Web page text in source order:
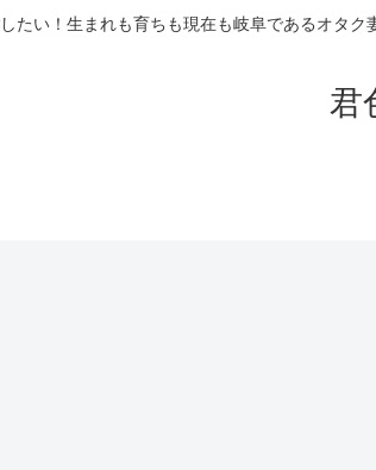
たい！生まれも育ちも現在も岐阜であるオタ
君